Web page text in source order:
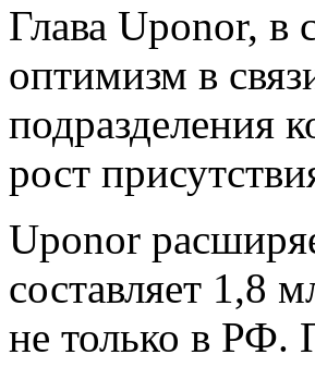
Глава Uponor, в
оптимизм в
подразделения
рост
Uponor
составляет 1,8
не только в РФ.